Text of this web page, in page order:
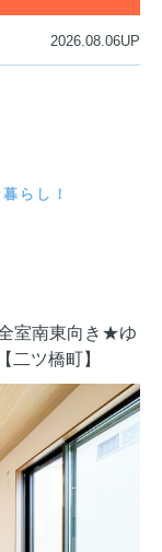
2026.08.06UP
らし！
室南東向き★ゆ
二ツ橋町】